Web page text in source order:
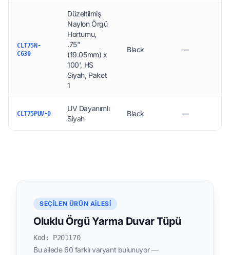
CLT75N-
C630
Düzeltilmiş
Naylon Örgü
Hortumu,
.75"
(19.05mm) x
100', HS
Siyah, Paket
1
Black —
CLT75PUV-0
UV Dayanımlı
Siyah
Black —
SEÇILEN ÜRÜN AILESI
Oluklu Örgü Yarma Duvar Tüpü
Kod: P201170
Bu ailede 60 farklı varyant bulunuyor —